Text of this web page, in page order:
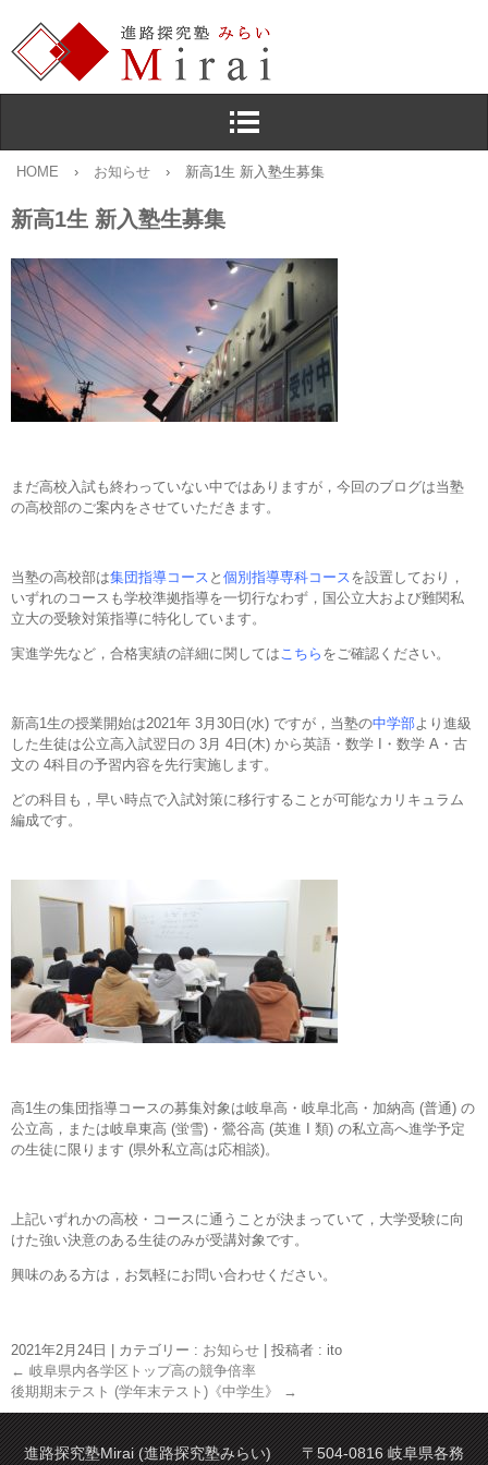
HOME › お知らせ › 新高1生 新入塾生募集
新高1生 新入塾生募集
まだ高校入試も終わっていない中ではありますが，今回のブログは当塾
の高校部のご案内をさせていただきます。
当塾の高校部は集団指導コース と 個別指導専科コースを設置しており，
いずれのコースも学校準拠指導を一切行なわず，国公立大および難関私
立大の受験対策指導に特化しています。
実進学先など，合格実績の詳細に関してはこちら をご確認ください。
新高1生の授業開始は2021年 3月30日(水) ですが，当塾の中学部より進級
した生徒は公立高入試翌日の 3月 4日(木) から英語・数学 I・数学 A・古
文の 4科目の予習内容を先行実施します。
どの科目も，早い時点で入試対策に移行することが可能なカリキュラム
編成です。
高1生の集団指導コースの募集対象は岐阜高・岐阜北高・加納高 (普通) の
公立高，または岐阜東高 (蛍雪)・鶯谷高 (英進 I 類) の私立高へ進学予定
の生徒に限ります (県外私立高は応相談)。
上記いずれかの高校・コースに通うことが決まっていて，大学受験に向
けた強い決意のある生徒のみが受講対象です。
興味のある方は，お気軽にお問い合わせください。
2021年2月24日 カテゴリー : お知らせ
投稿者 : ito
← 岐阜県内各学区トップ高の競争倍率
後期期末テスト (学年末テスト)《中学生》
→
進路探究塾Mirai (進路探究塾みらい) 〒504-0816 岐阜県各務